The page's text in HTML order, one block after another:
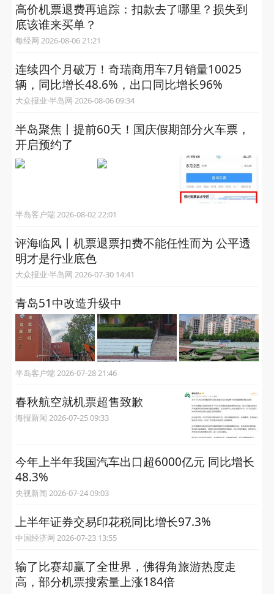
高价机票退费再追踪：扣款去了哪里？损失到
底该谁来买单？
每经网 2026-08-06 21:21
连续四个月破万！奇瑞商用车7月销量10025
辆，同比增长48.6%，出口同比增长96%
大众报业·半岛网 2026-08-06 09:34
半岛聚焦丨提前60天！国庆假期部分火车票，
开启预约了
半岛客户端 2026-08-02 22:01
评海临风丨机票退票扣费不能任性而为 公平透
明才是行业底色
大众报业·半岛网 2026-07-30 14:41
青岛51中改造升级中
半岛客户端 2026-07-28 21:46
春秋航空就机票超售致歉
海报新闻 2026-07-25 09:33
今年上半年我国汽车出口超6000亿元 同比增长
48.3%
央视新闻 2026-07-24 09:03
上半年证券交易印花税同比增长97.3%
中国经济网 2026-07-23 13:55
输了比赛却赢了全世界，佛得角旅游热度走
高，部分机票搜索量上涨184倍